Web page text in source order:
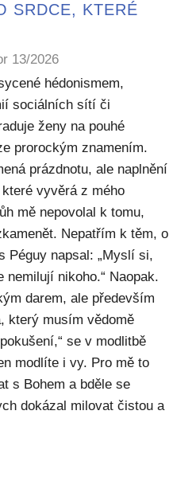
SRDCE, KTERÉ
13/2026
hédonismem,
sociálních sítí či
ženy na pouhé
prorockým znamením.
prázdnotu, ale naplnění
vyvěrá z mého
mě nepovolal k tomu,
Nepatřím k těm, o
Péguy napsal: „Myslí si,
nikoho.“ Naopak.
darem, ale především
který musím vědomě
se v modlitbě
modlíte i vy. Pro mě to
s Bohem a bděle se
dokázal milovat čistou a